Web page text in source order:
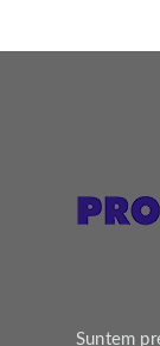
Suntem